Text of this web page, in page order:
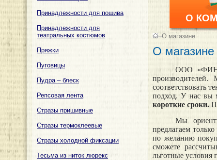
Принадлежности для пошива
Принадлежности для
театральных костюмов
Пряжки
Пуговицы
Пудра – блеск
Репсовая лента
Стразы пришивные
Стразы термоклеевые
Стразы холодной фиксации
Тесьма из ниток люрекс
О
–О магазине
О магазине
ООО
соответствовать
подход. У нас вы
короткие сроки.
Мы
предлагаем
по желанию
сможете
льготные условия